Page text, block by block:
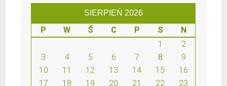
SIERPIEŃ 2026
P W Ś C P S
N
1
2
3
4 5 6 7 8
9
10
11 12 13 14 15
16
17
18 19 20 21 22
23